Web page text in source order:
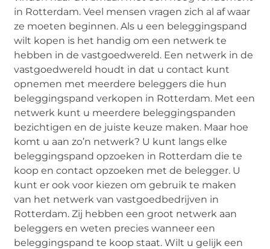
in Rotterdam. Veel mensen vragen zich al af waar
ze moeten beginnen. Als u een beleggingspand
wilt kopen is het handig om een netwerk te
hebben in de vastgoedwereld. Een netwerk in de
vastgoedwereld houdt in dat u contact kunt
opnemen met meerdere beleggers die hun
beleggingspand verkopen in Rotterdam. Met een
netwerk kunt u meerdere beleggingspanden
bezichtigen en de juiste keuze maken. Maar hoe
komt u aan zo’n netwerk? U kunt langs elke
beleggingspand opzoeken in Rotterdam die te
koop en contact opzoeken met de belegger. U
kunt er ook voor kiezen om gebruik te maken
van het netwerk van vastgoedbedrijven in
Rotterdam. Zij hebben een groot netwerk aan
beleggers en weten precies wanneer een
beleggingspand te koop staat. Wilt u gelijk een